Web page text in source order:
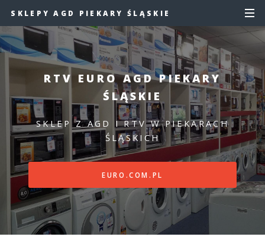
SKLEPY AGD PIEKARY ŚLĄSKIE
RTV EURO AGD PIEKARY
ŚLĄSKIE
SKLEP Z AGD I RTV W PIEKARACH
ŚLĄSKICH
EURO.COM.PL